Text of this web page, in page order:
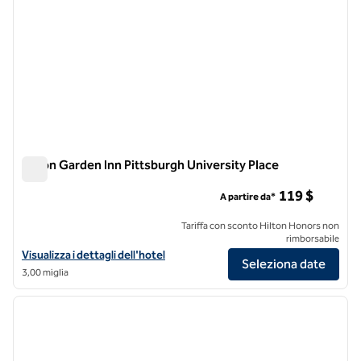
Hilton Garden Inn Pittsburgh University Place
Visualizza i dettagli dell'hotel Hilton Garden Inn Pittsburgh
Visualizza i dettagli dell'hotel
3,00 miglia
A partire da* 119 $
Tariffa con sconto Hilton Honors non
rimborsabile
Seleziona date
1/12
1 di 12